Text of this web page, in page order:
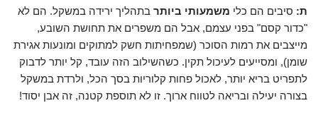
ת: סיבים הם כלי משמעותי ביותר בתהליך ירידה במשקל. הם לא
"כדור קסם" בפני עצמם, אבל הם משפרים את תחושת השובע,
מייצבים את רמות הסוכר (שמפחיתות חשק למתוקים ומונעות אגירת
שומן), ומסייעים לעיכול תקין. כשהשילוב הזה עובד, קל יותר לדבוק
לתפריט בריא יותר, לאכול פחות קלוריות בסך הכל, ולרדת במשקל
בצורה יעילה ובריאה לטווח ארוך. זו לא תוספת קטנה, זה אבן יסוד!